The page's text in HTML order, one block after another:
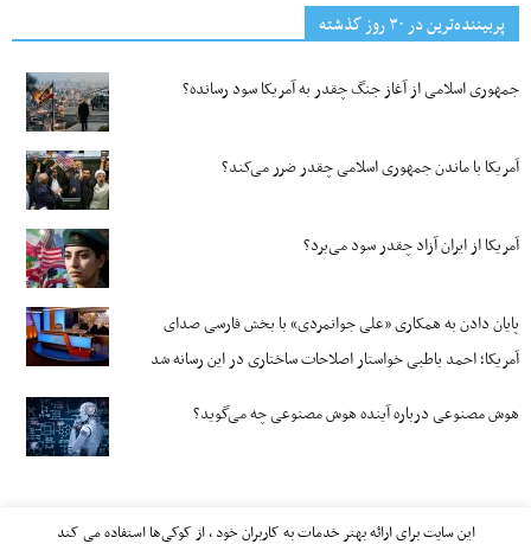
پربیننده‌ترین‌ در ۳۰ روز گذشته
جمهوری اسلامی از آغاز جنگ چقدر به آمریکا سود رسانده؟
آمریکا با ماندن جمهوری اسلامی چقدر ضرر می‌کند؟
آمریکا از ایران آزاد چقدر سود می‌برد؟
پایان دادن به همکاری «علی جوانمردی» با بخش فارسی صدای
آمریکا؛ احمد باطبی خواستار اصلاحات ساختاری در این رسانه شد
هوش مصنوعی درباره آینده هوش مصنوعی چه می‌گوید؟
این سایت برای ارائه بهتر خدمات به کاربران خود ، از کوکی‌ها استفاده می کند